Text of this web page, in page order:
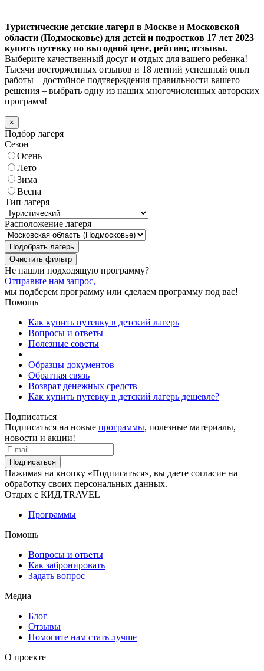
Туристические детские лагеря в Москве и Московской
области (Подмосковье) для детей и подростков 17 лет 2023
купить путевку по выгодной цене, рейтинг, отзывы.
Выберите качественный досуг и отдых для вашего ребенка!
Тысячи восторженных отзывов и 18 летний успешный опыт
работы – достойное подтверждения правильности вашего
решения – выбрать одну из наших многочисленных авторских
программ!
×
Подбор лагеря
Сезон
Осень
Лето
Зима
Весна
Тип лагеря
Расположение лагеря
Подобрать лагерь
Не нашли подходящую программу?
Отправьте нам запрос,
мы подберем программу или сделаем программу под вас!
Помощь
Как купить путевку в детский лагерь
Вопросы и ответы
Полезные советы
Образцы документов
Обратная связь
Возврат денежных средств
Как купить путевку в детский лагерь дешевле?
Подписаться
Подписаться на новые программы, полезные материалы,
новости и акции!
Подписаться
Нажимая на кнопку «Подписаться», вы даете согласие на
обработку своих персональных данных.
Отдых с КИД.TRAVEL
Программы
Помощь
Вопросы и ответы
Как забронировать
Задать вопрос
Медиа
Блог
Отзывы
Помогите нам стать лучше
О проекте